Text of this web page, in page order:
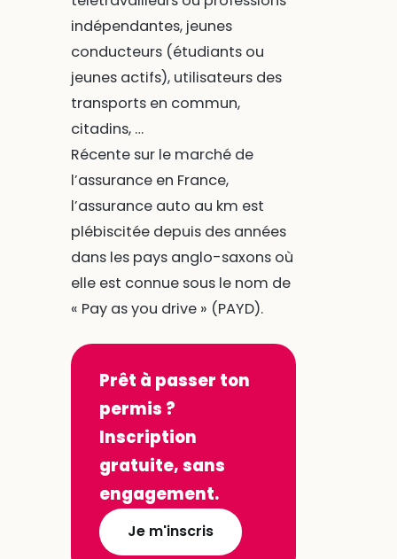
indépendantes, jeunes
conducteurs (étudiants ou
jeunes actifs), utilisateurs des
transports en commun,
citadins, …
Récente sur le marché de
l’assurance en France,
l’assurance auto au km est
plébiscitée depuis des années
dans les pays anglo-saxons où
elle est connue sous le nom de
« Pay as you drive » (PAYD).
Prêt à passer ton
permis ?
Inscription
gratuite, sans
engagement.
Je m'inscris